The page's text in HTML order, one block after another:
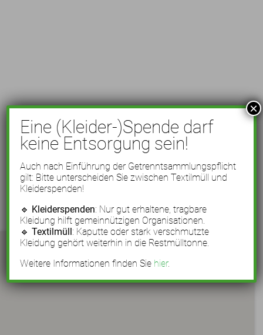
Eine (Kleider-)Spende darf
keine Entsorgung sein!
Auch nach Einführung der Getrenntsammlungspflicht
gilt: Bitte unterscheiden Sie zwischen Textilmüll und
Kleiderspenden!
🔹 Kleiderspenden: Nur gut erhaltene, tragbare
Kleidung hilft gemeinnützigen Organisationen.
🔹Textilmüll: Kaputte oder stark verschmutzte
Kleidung gehört weiterhin in die Restmülltonne.
Weitere Informationen finden Sie hier.
×